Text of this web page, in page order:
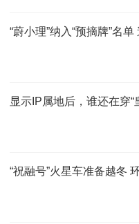
“蔚小理”纳入“预摘牌”名
显示IP属地后，谁还在穿“
“祝融号”火星车准备越冬